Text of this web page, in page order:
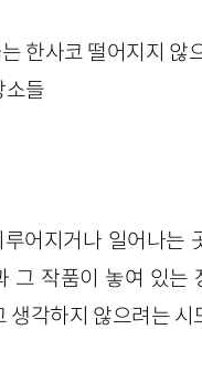
한사코 떨어지지 않
소들
어지거나 일어나는
그 작품이 놓여 있는
생각하지 않으려는 시